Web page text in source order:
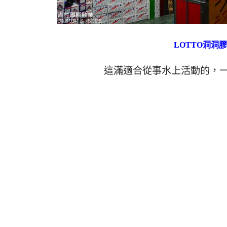
LOTTO洞洞
這滿適合從事水上活動的，